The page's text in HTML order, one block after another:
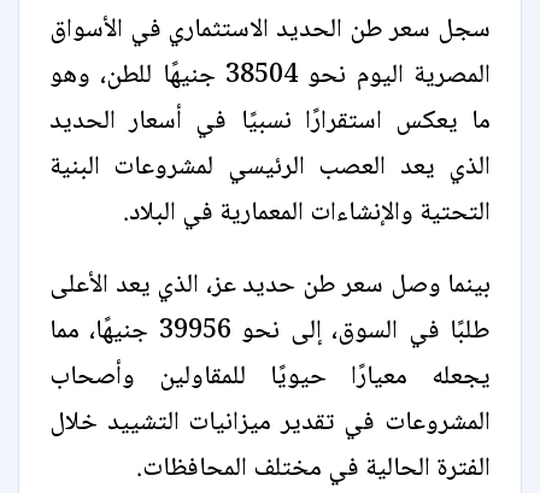
سجل سعر طن الحديد الاستثماري في الأسواق
المصرية اليوم نحو 38504 جنيهًا للطن، وهو
ما يعكس استقرارًا نسبيًا في أسعار الحديد
الذي يعد العصب الرئيسي لمشروعات البنية
التحتية والإنشاءات المعمارية في البلاد.
بينما وصل سعر طن حديد عز، الذي يعد الأعلى
طلبًا في السوق، إلى نحو 39956 جنيهًا، مما
يجعله معيارًا حيويًا للمقاولين وأصحاب
المشروعات في تقدير ميزانيات التشييد خلال
الفترة الحالية في مختلف المحافظات.